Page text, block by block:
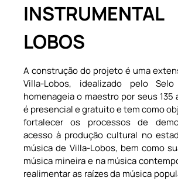
LOBOS
A construção do projeto é uma
Villa-Lobos, idealizado pelo
homenageia o maestro por seus 135
é presencial e gratuito e tem como
fortalecer os processos de
acesso à produção cultural no
música de Villa-Lobos, bem como
música mineira e na música
realimentar as raízes da música